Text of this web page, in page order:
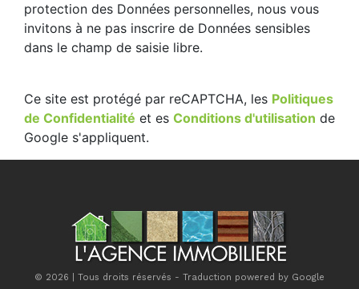
protection des Données personnelles, nous vous
invitons à ne pas inscrire de Données sensibles
dans le champ de saisie libre.
Ce site est protégé par reCAPTCHA, les Politiques
de Confidentialité et es Conditions d'utilisation de
Google s'appliquent.
© 2026 | Tous droits réservés - Traduction powered by Google